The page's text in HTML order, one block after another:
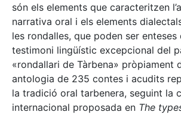
són els elements que caracteritzen
narrativa oral i els elements
les rondalles, que poden ser enteses
testimoni lingüístic excepcional del
«rondallari de Tàrbena» pròpiament
antologia de 235 contes i acudits
la tradició oral tarbenera, seguint la
internacional proposada en The